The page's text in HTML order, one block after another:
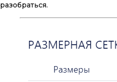
разобраться.